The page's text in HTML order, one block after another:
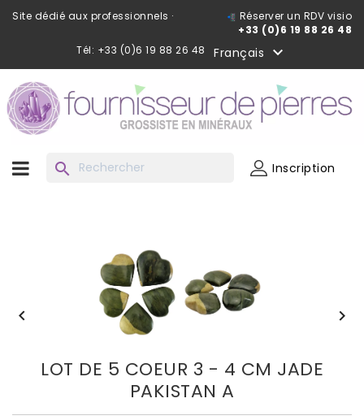
Site dédié aux professionnels ·
Réserver un RDV visio
+33 (0)6 19 88 26 48
Tél: +33 (0)6 19 88 26 48
Français 
search Inscription
 
LOT DE 5 COEUR 3 - 4 CM JADE
PAKISTAN A